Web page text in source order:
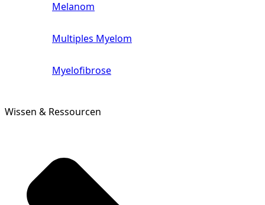
Melanom
Multiples Myelom
Myelofibrose
Wissen & Ressourcen